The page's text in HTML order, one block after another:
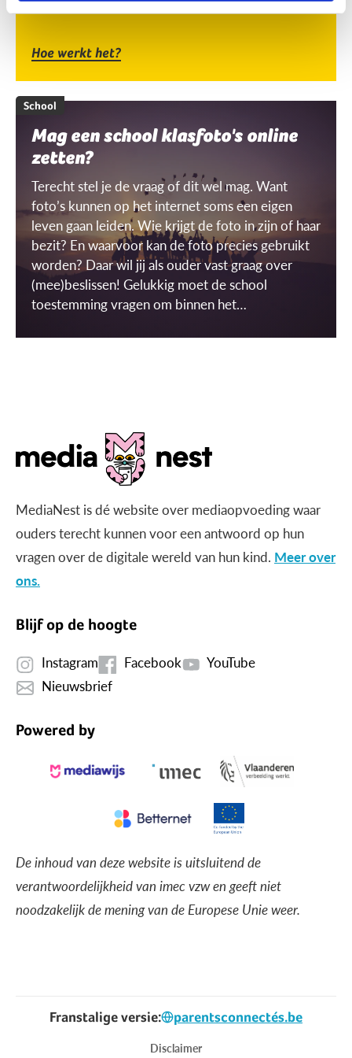
Hoe werkt het?
School
Mag een school klasfoto's online
zetten?
Terecht stel je de vraag of dit wel mag. Want
foto’s kunnen op het internet soms een eigen
leven gaan leiden. Wie krijgt de foto in zijn of haar
bezit? En waarvoor kan de foto precies gebruikt
worden? Daar wil jij als ouder vast graag over
(mee)beslissen! Gelukkig moet de school
toestemming vragen om binnen het
maken én gebruiken. Maar wat is dat dan, een
MediaNest is dé website over mediaopvoeding waar
ouders terecht kunnen voor een antwoord op hun
vragen over de digitale wereld van hun kind. Meer over
ons.
Blijf op de hoogte
Instagram Facebook
YouTube
Nieuwsbrief
Powered by
De inhoud van deze website is uitsluitend de
verantwoordelijkheid van imec vzw en geeft niet
noodzakelijk de mening van de Europese Unie weer.
Franstalige versie: parentsconnectés.be
Disclaimer